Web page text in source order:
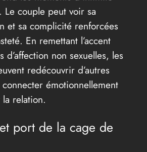
Le couple peut voir sa
et sa complicité renforcées
En remettant l’accent
d’affection non sexuelles, les
redécouvrir d’autres
émotionnellement
relation.
port de la cage de